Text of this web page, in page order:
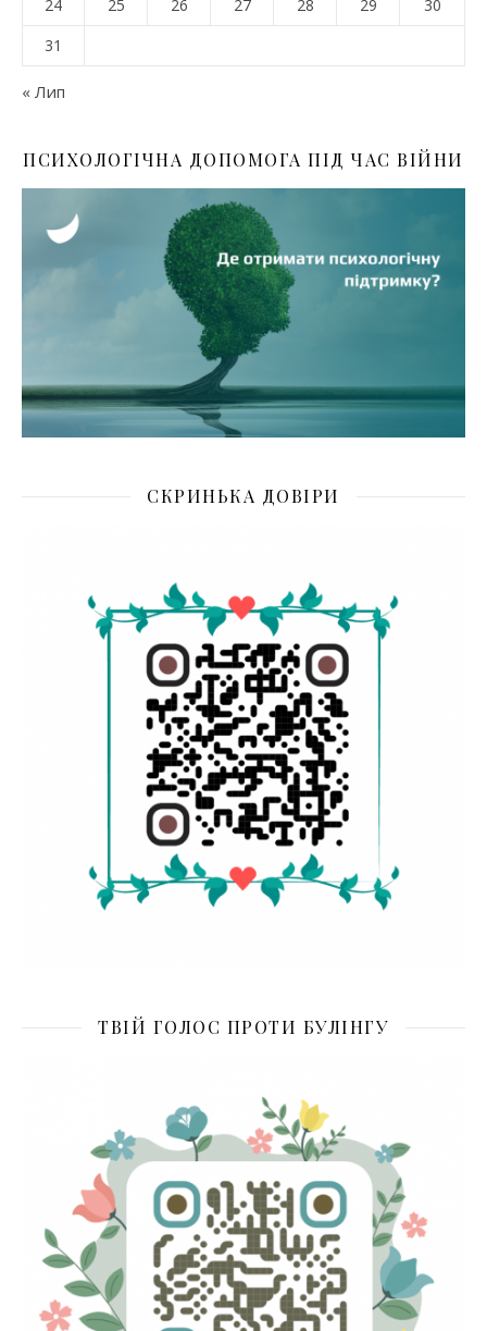
24 25 26 27 28 29
30
31
« Лип
ПСИХОЛОГІЧНА ДОПОМОГА ПІД ЧАС ВІЙНИ
СКРИНЬКА ДОВІРИ
ТВІЙ ГОЛОС ПРОТИ БУЛІНГУ